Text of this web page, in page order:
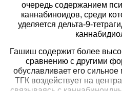
очередь содержанием
каннабиноидов, среди
уделяется дельта-9-
Гашиш содержит более
сравнению с другими
обуславливает его сильное
ТГК воздействует на